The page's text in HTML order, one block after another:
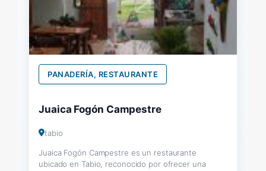
PANADERÍA, RESTAURANTE
Juaica Fogón Campestre
tabio
Juaica Fogón Campestre es un restaurante
ubicado en Tabio, reconocido por ofrecer una